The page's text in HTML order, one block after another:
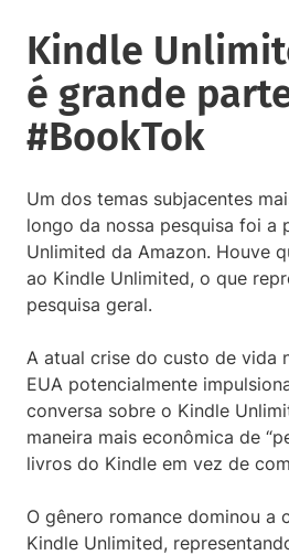
Kindle
é grande
#BookTok
Um dos temas subjacentes
longo da nossa pesquisa foi a
Unlimited da Amazon. Houve
ao Kindle Unlimited, o que
pesquisa geral.
A atual crise do custo de vida
EUA potencialmente
conversa sobre o Kindle
maneira mais econômica de
livros do Kindle em vez de
O gênero romance dominou a
Kindle Unlimited,